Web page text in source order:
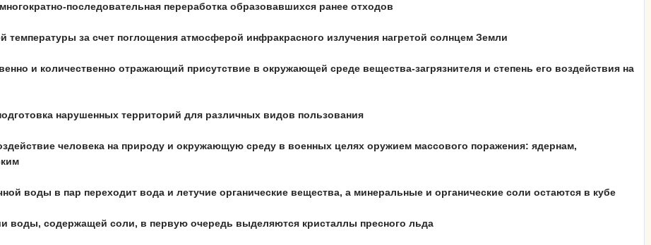
многократно-последовательная переработка образовавшихся ранее отходов
температуры за счет поглощения атмосферой инфракрасного излучения нагретой солнцем Земли
и количественно отражающий присутствие в окружающей среде вещества-загрязнителя и степень его воздействия на
нарушенных территорий для различных видов пользования
человека на природу и окружающую среду в военных целях оружием массового поражения: ядернам,
воды в пар переходит вода и летучие органические вещества, а минеральные и органические соли остаются в кубе
воды, содержащей соли, в первую очередь выделяются кристаллы пресного льда